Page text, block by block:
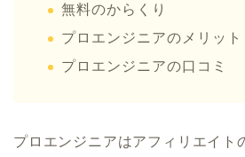
無料のからくり
プロエンジニアのメリット
プロエンジニアの口コミ
プロエンジニアはアフィリエイト